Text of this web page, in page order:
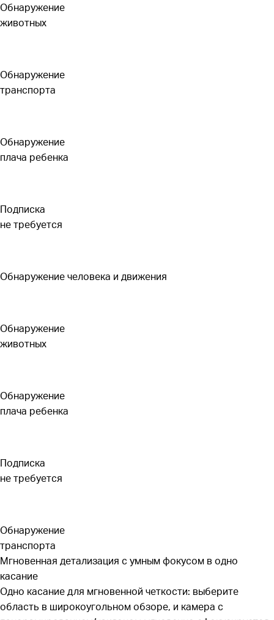
Обнаружение
животных
Обнаружение
транспорта
Обнаружение
плача ребенка
Подписка
не требуется
Обнаружение человека и движения
Обнаружение
животных
Обнаружение
плача ребенка
Подписка
не требуется
Обнаружение
транспорта
Мгновенная детализация с умным фокусом в одно
касание
Одно касание для мгновенной четкости: выберите
область в широкоугольном обзоре, и камера с